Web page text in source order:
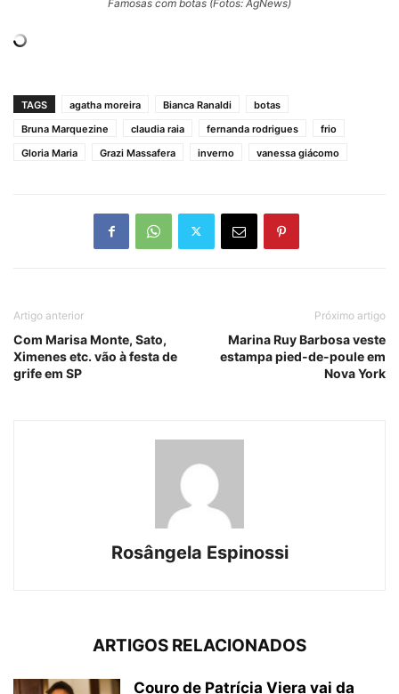
Famosas com botas (Fotos: AgNews)
TAGS agatha moreira Bianca Ranaldi
botas
Bruna Marquezine
claudia raia fernanda rodrigues
frio
Gloria Maria
Grazi Massafera inverno vanessa giácomo
Artigo anterior
Com Marisa Monte, Sato,
Ximenes etc. vão à festa de
grife em SP
Próximo artigo
Marina Ruy Barbosa veste
estampa pied-de-poule em
Nova York
Rosângela Espinossi
ARTIGOS RELACIONADOS
Couro de Patrícia Viera vai da